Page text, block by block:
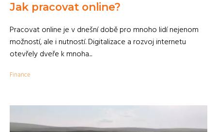
Jak pracovat online?
Pracovat online je v dnešní době pro mnoho lidí nejenom
možností, ale i nutností. Digitalizace a rozvoj internetu
otevřely dveře k mnoha...
Finance